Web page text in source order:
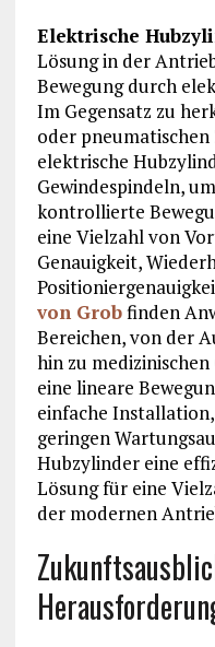
Elektrische
Lösung in der
Bewegung durch
Im Gegensatz zu
oder
elektrische
Gewindespindeln,
kontrollierte
eine Vielzahl von
Genauigkeit,
von Grobfinden
Bereichen, von der
hin zu
eine lineare
einfache
geringen
Hubzylinder eine
Lösung für eine
der modernen